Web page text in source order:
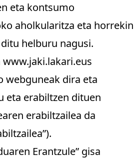
eta kontsumo
aholkularitza eta horrekin
helburu nagusi.
webguneak dira eta
eta erabiltzen dituen
erabiltzailea da
Erantzule” gisa